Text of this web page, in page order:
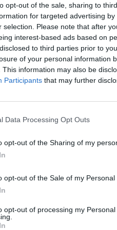
opt-out of the sale, sharing to
for targeted advertising
selection. Please note that after
interest-based ads based on
to third parties prior to
of your personal information
This information may also be
Participants that may further
Data Processing Opt Outs
opt-out of the Sharing of my
opt-out of the Sale of my Personal
opt-out of processing my
per vieną renginį, o vėliau
dar kartą, paskui man ir
„Laikas Klaipėdai“ sakė
viešose Klaipėdos
traukia dėl masės žmonių,
patinka, nes per
kad mielai grotų
senamiesčio
įsigijęs vyras